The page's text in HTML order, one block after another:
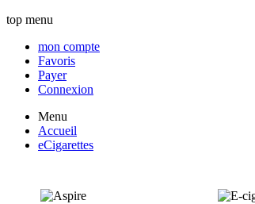
top menu
mon compte
Favoris
Payer
Connexion
Menu
Accueil
eCigarettes